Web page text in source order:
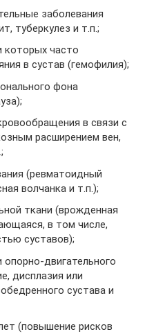
заболевания
туберкулез и т.п.;
которых часто
в сустав (гемофилия);
фона
в связи с
расширением вен,
(ревматоидный
волчанка и т.п.);
ткани (врожденная
в том числе,
суставов);
двигательного
дисплазия или
сустава и
(повышение рисков